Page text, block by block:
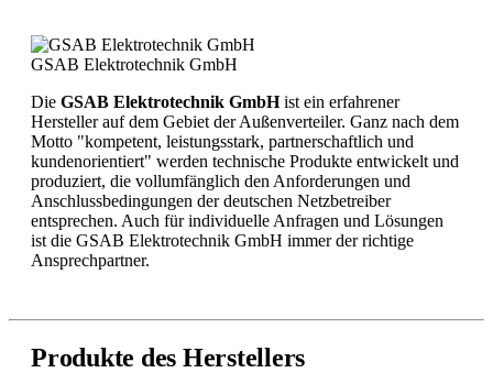
GSAB Elektrotechnik GmbH
Die GSAB Elektrotechnik GmbHist ein erfahrener
Hersteller auf dem Gebiet der Außenverteiler. Ganz nach dem
Motto "kompetent, leistungsstark, partnerschaftlich und
kundenorientiert" werden technische Produkte entwickelt und
produziert, die vollumfänglich den Anforderungen und
Anschlussbedingungen der deutschen Netzbetreiber
entsprechen. Auch für individuelle Anfragen und Lösungen
ist die GSAB Elektrotechnik GmbH immer der richtige
Ansprechpartner.
Produkte des Herstellers